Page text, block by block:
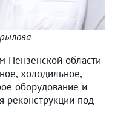
Пензенской области
холодильное,
оборудование и
реконструкции под